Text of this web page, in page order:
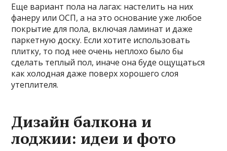
Еще вариант пола на лагах: настелить на них
фанеру или ОСП, а на это основание уже любое
покрытие для пола, включая ламинат и даже
паркетную доску. Если хотите использовать
плитку, то под нее очень неплохо было бы
сделать теплый пол, иначе она буде ощущаться
как холодная даже поверх хорошего слоя
утеплителя.
Дизайн балкона и
лоджии: идеи и фото